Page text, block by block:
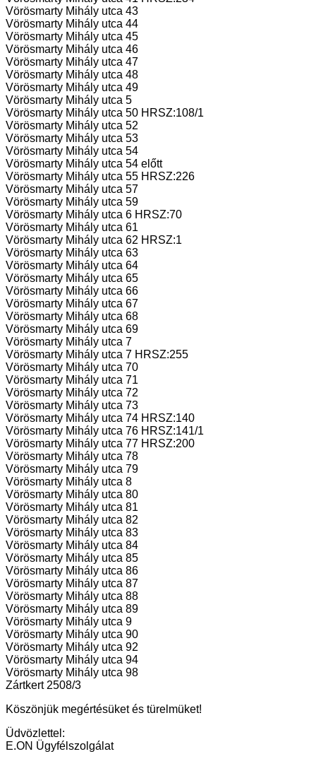
Vörösmarty Mihály utca 43
Vörösmarty Mihály utca 44
Vörösmarty Mihály utca 45
Vörösmarty Mihály utca 46
Vörösmarty Mihály utca 47
Vörösmarty Mihály utca 48
Vörösmarty Mihály utca 49
Vörösmarty Mihály utca 5
Vörösmarty Mihály utca 50 HRSZ:108/1
Vörösmarty Mihály utca 52
Vörösmarty Mihály utca 53
Vörösmarty Mihály utca 54
Vörösmarty Mihály utca 54 előtt
Vörösmarty Mihály utca 55 HRSZ:226
Vörösmarty Mihály utca 57
Vörösmarty Mihály utca 59
Vörösmarty Mihály utca 6 HRSZ:70
Vörösmarty Mihály utca 61
Vörösmarty Mihály utca 62 HRSZ:1
Vörösmarty Mihály utca 63
Vörösmarty Mihály utca 64
Vörösmarty Mihály utca 65
Vörösmarty Mihály utca 66
Vörösmarty Mihály utca 67
Vörösmarty Mihály utca 68
Vörösmarty Mihály utca 69
Vörösmarty Mihály utca 7
Vörösmarty Mihály utca 7 HRSZ:255
Vörösmarty Mihály utca 70
Vörösmarty Mihály utca 71
Vörösmarty Mihály utca 72
Vörösmarty Mihály utca 73
Vörösmarty Mihály utca 74 HRSZ:140
Vörösmarty Mihály utca 76 HRSZ:141/1
Vörösmarty Mihály utca 77 HRSZ:200
Vörösmarty Mihály utca 78
Vörösmarty Mihály utca 79
Vörösmarty Mihály utca 8
Vörösmarty Mihály utca 80
Vörösmarty Mihály utca 81
Vörösmarty Mihály utca 82
Vörösmarty Mihály utca 83
Vörösmarty Mihály utca 84
Vörösmarty Mihály utca 85
Vörösmarty Mihály utca 86
Vörösmarty Mihály utca 87
Vörösmarty Mihály utca 88
Vörösmarty Mihály utca 89
Vörösmarty Mihály utca 9
Vörösmarty Mihály utca 90
Vörösmarty Mihály utca 92
Vörösmarty Mihály utca 94
Vörösmarty Mihály utca 98
Zártkert 2508/3
Köszönjük megértésüket és türelmüket!
Üdvözlettel:
E.ON Ügyfélszolgálat